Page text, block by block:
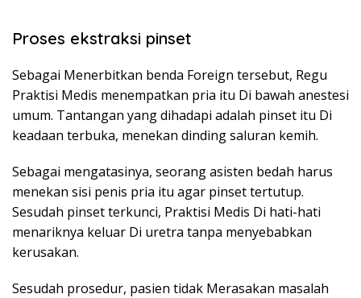
Proses ekstraksi pinset
Sebagai Menerbitkan benda Foreign tersebut, Regu
Praktisi Medis menempatkan pria itu Di bawah anestesi
umum. Tantangan yang dihadapi adalah pinset itu Di
keadaan terbuka, menekan dinding saluran kemih.
Sebagai mengatasinya, seorang asisten bedah harus
menekan sisi penis pria itu agar pinset tertutup.
Sesudah pinset terkunci, Praktisi Medis Di hati-hati
menariknya keluar Di uretra tanpa menyebabkan
kerusakan.
Sesudah prosedur, pasien tidak Merasakan masalah